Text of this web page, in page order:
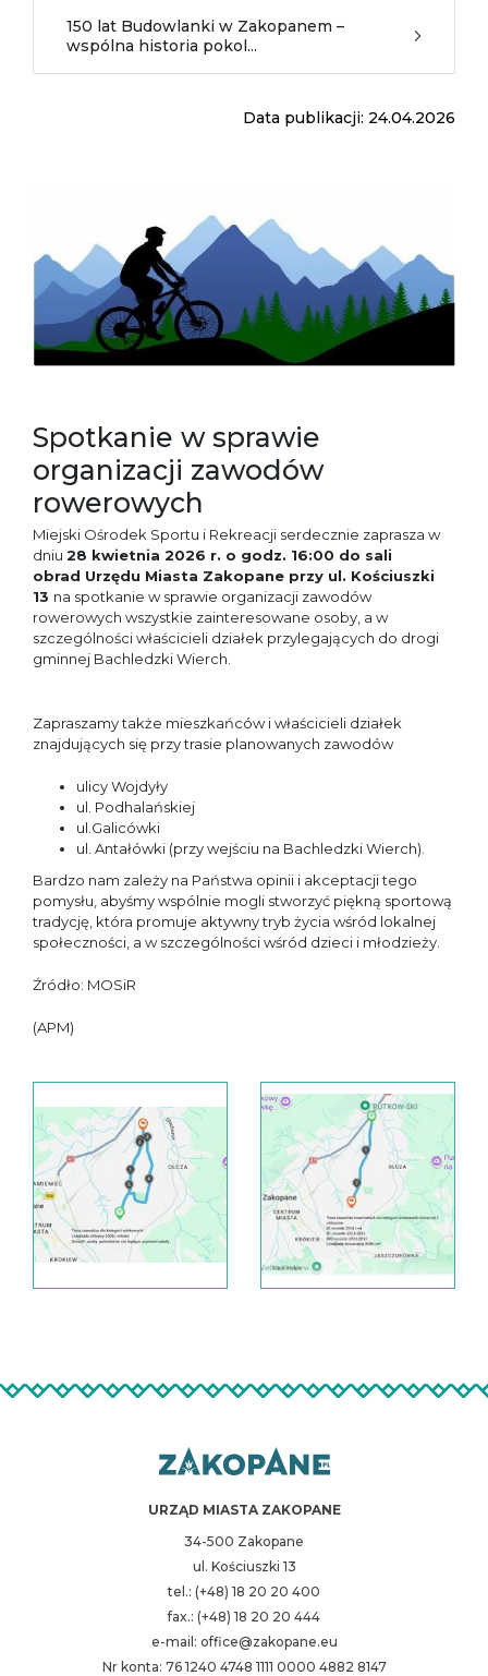
150 lat Budowlanki w Zakopanem –
wspólna historia pokol...
Data publikacji: 24.04.2026
Spotkanie w sprawie
organizacji zawodów
rowerowych
Miejski Ośrodek Sportu i Rekreacji serdecznie zaprasza w
dniu 28 kwietnia 2026 r. o godz. 16:00 do sali
obrad Urzędu Miasta Zakopane przy ul. Kościuszki
13 na spotkanie w sprawie organizacji zawodów
rowerowych wszystkie zainteresowane osoby, a w
szczególności właścicieli działek przylegających do drogi
gminnej Bachledzki Wierch.
Zapraszamy także mieszkańców i właścicieli działek
znajdujących się przy trasie planowanych zawodów
ulicy Wojdyły
ul. Podhalańskiej
ul.Galicówki
ul. Antałówki (przy wejściu na Bachledzki Wierch).
Bardzo nam zależy na Państwa opinii i akceptacji tego
pomysłu, abyśmy wspólnie mogli stworzyć piękną sportową
tradycję, która promuje aktywny tryb życia wśród lokalnej
społeczności, a w szczególności wśród dzieci i młodzieży.
Źródło: MOSiR
(APM)
URZĄD MIASTA ZAKOPANE
34-500 Zakopane
ul. Kościuszki 13
tel.: (+48) 18 20 20 400
fax.: (+48) 18 20 20 444
e-mail: office@zakopane.eu
Nr konta: 76 1240 4748 1111 0000 4882 8147